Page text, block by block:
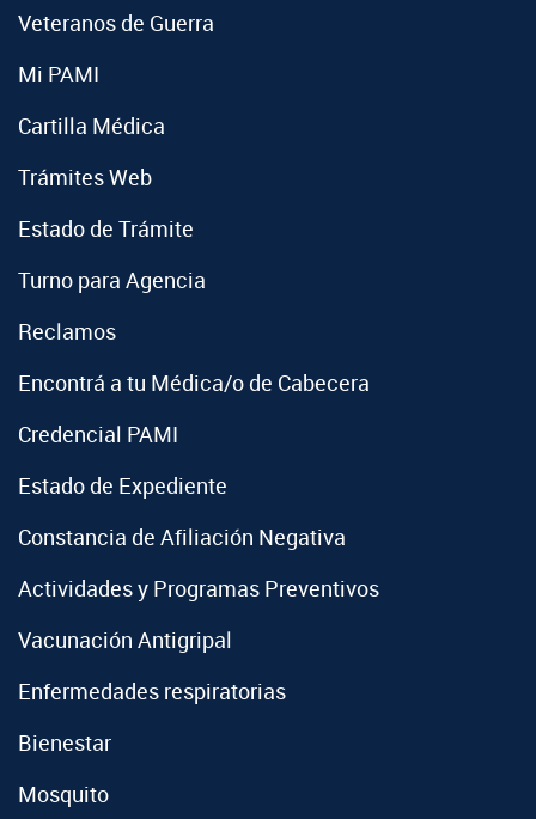
Veteranos de Guerra
Mi PAMI
Cartilla Médica
Trámites Web
Estado de Trámite
Turno para Agencia
Reclamos
Encontrá a tu Médica/o de Cabecera
Credencial PAMI
Estado de Expediente
Constancia de Afiliación Negativa
Actividades y Programas Preventivos
Vacunación Antigripal
Enfermedades respiratorias
Bienestar
Mosquito